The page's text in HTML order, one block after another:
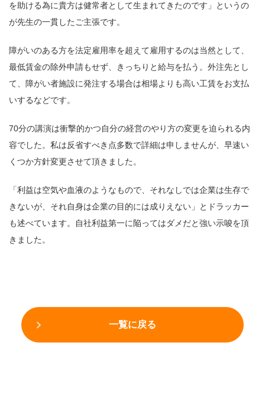
を助ける為に貴方は健常者として生まれてきたのです」というの
が先生の一貫したご主張です。
障がいのある方を法定雇用率を超えて雇用するのは当然として、
最低賃金の除外申請もせず、きっちりと給与を払う。外注先とし
て、障がい者施設に発注する場合は相場よりも高い工賃をお支払
いするなどです。
70分の講演は衝撃的かつ自分の経営のやり方の変更を迫られる内
容でした。私は反省すべき点多数で詳細は申しませんが、早速い
くつか方針変更させて頂きました。
「利益は空気や血液のようなもので、それなしでは企業は生存で
きないが、それ自身は企業の目的には成りえない」とドラッカー
も述べています。自社利益第一に陥ってはダメだと強い示唆を頂
きました。
一覧に戻る